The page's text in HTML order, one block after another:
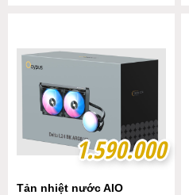
1.590.000
1.590.000
Tản nhiệt nước AIO